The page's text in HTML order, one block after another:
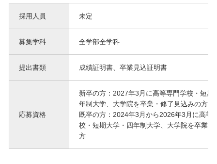
採用人員 未定
募集学科 全学部全学科
提出書類 成績証明書、卒業見込証明書
応募資格
新卒の方：2027年3月に高等専門学校・短期
年制大学、大学院を卒業・修了見込みの方
既卒の方：2024年3月から2026年3月に高等
校・短期大学・四年制大学、大学院を卒業・
方